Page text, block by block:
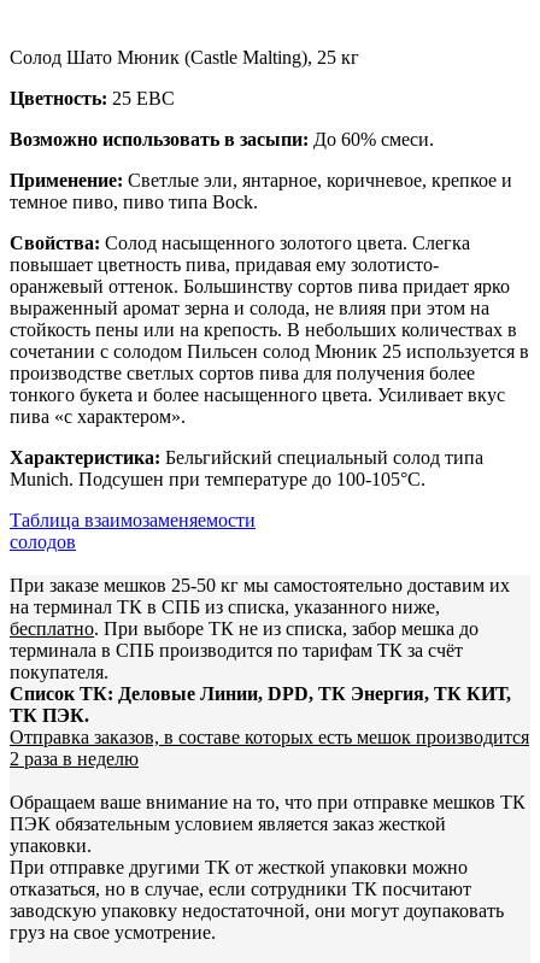
Солод Шато Мюник (Castle Malting), 25 кг
Цветность: 25 EBC
Возможно использовать в засыпи: До 60% смеси.
Применение: Светлые эли, янтарное, коричневое, крепкое и
темное пиво, пиво типа Bock.
Свойства: Солод насыщенного золотого цвета. Слегка
повышает цветность пива, придавая ему золотисто-
оранжевый оттенок. Большинству сортов пива придает ярко
выраженный аромат зерна и солода, не влияя при этом на
стойкость пены или на крепость. В небольших количествах в
сочетании с солодом Пильсен солод Мюник 25 используется в
производстве светлых сортов пива для получения более
тонкого букета и более насыщенного цвета. Усиливает вкус
пива «с характером».
Характеристика: Бельгийский специальный солод типа
Munich. Подсушен при температуре до 100-105°C.
Таблица взаимозаменяемости
солодов
При заказе мешков 25-50 кг мы самостоятельно доставим их
на терминал ТК в СПБ из списка, указанного ниже,
бесплатно. При выборе ТК не из списка, забор мешка до
терминала в СПБ производится по тарифам ТК за счёт
покупателя.
Список ТК: Деловые Линии, DPD, ТК Энергия, ТК КИТ,
ТК ПЭК.
Отправка заказов, в составе которых есть мешок производится
2 раза в неделю
Обращаем ваше внимание на то, что при отправке мешков ТК
ПЭК обязательным условием является заказ жесткой
упаковки.
При отправке другими ТК от жесткой упаковки можно
отказаться, но в случае, если сотрудники ТК посчитают
заводскую упаковку недостаточной, они могут доупаковать
груз на свое усмотрение.